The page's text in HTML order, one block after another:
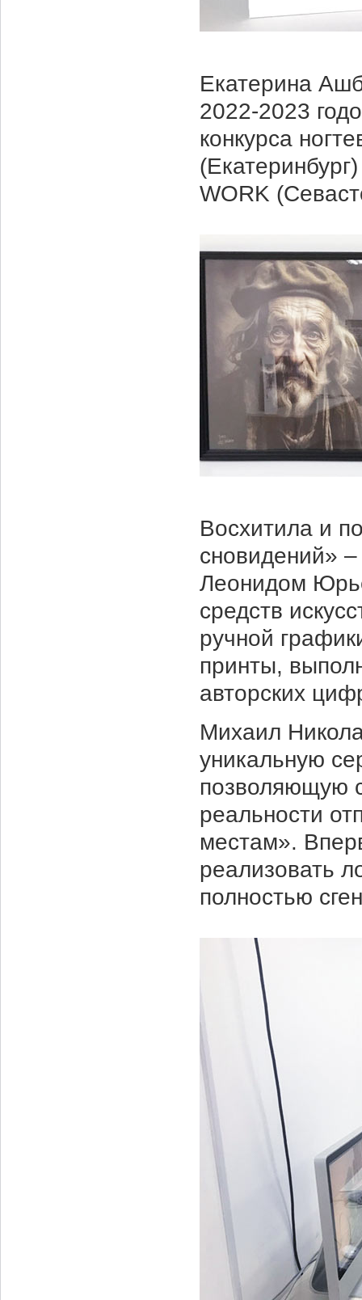
Екатерина
2022-2023
конкурса
WORK
Восхитила и
сновидений»
Леонидом
средств
ручной
принты,
авторских
Михаил
уникальную
позволяющую
реальности
местам».
реализовать
полностью